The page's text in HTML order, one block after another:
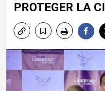
PROTEGER LA